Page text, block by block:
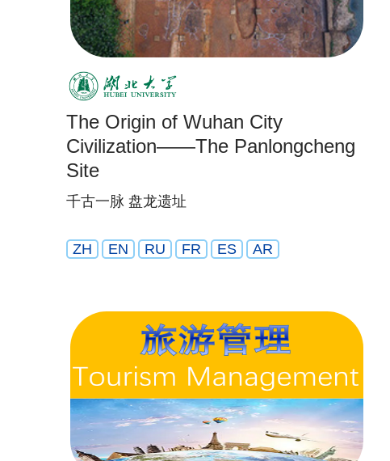
The Origin of Wuhan City
Civilization——The Panlongcheng
Site
千古一脉 盘龙遗址
ZH EN RU FR ES AR